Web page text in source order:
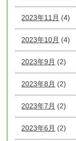
2023年11月 (4)
2023年10月 (4)
2023年9月 (2)
2023年8月 (2)
2023年7月 (2)
2023年6月 (2)